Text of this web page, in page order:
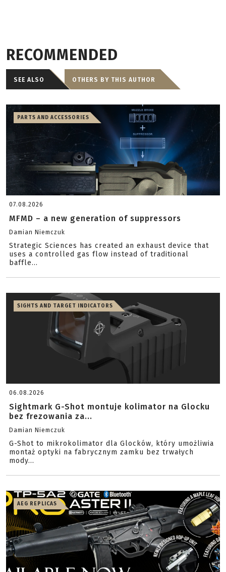
RECOMMENDED
SEE ALSO OTHERS BY THIS AUTHOR
PARTS AND ACCESSORIES
07.08.2026
MFMD – a new generation of suppressors
Damian Niemczuk
Strategic Sciences has created an exhaust device that
uses a controlled gas flow instead of traditional
baffle...
SIGHTS AND TARGET INDICATORS
06.08.2026
Sightmark G-Shot montuje kolimator na Glocku
bez frezowania za...
Damian Niemczuk
G-Shot to mikrokolimator dla Glocków, który umożliwia
montaż optyki na fabrycznym zamku bez trwałych
mody...
AEG REPLICAS